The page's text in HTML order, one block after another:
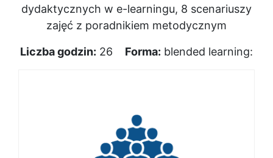
dydaktycznych w e-learningu, 8 scenariuszy
zajęć z poradnikiem metodycznym
Liczba godzin: 26 Forma: blended learning:
4 godziny